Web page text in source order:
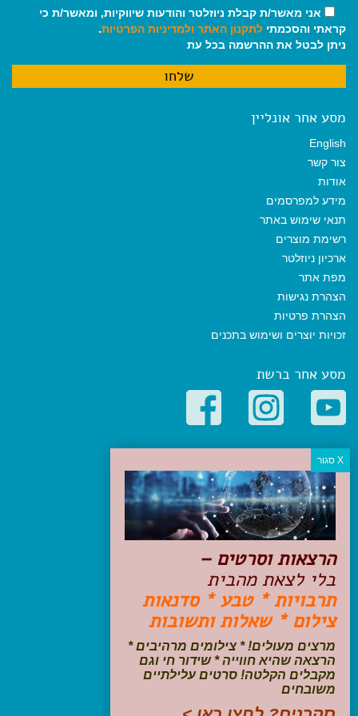
אני מאשר/ת קבלת ניוזלטר והודעות שיווקיות, ומאשר/ת כי
קראתי והסכמתי לתקנון האתר ולמדיניות הפרטיות.
ניתן לבטל את ההרשמה בכל עת
מסע אחר אונליין
English
צור קשר
אודות
מידע למפרסמים
תנאי שימוש באתר
רשימת מוצרים
ארכיון ניוזלטר
מפת אתר
הצהרת נגישות
הצהרת פרטיות
זכויות יוצרים ושימוש בתכנים
מסע אחר ברשת
קטגוריות פופולריות
יעדים
טיולים בישראל
מלונות בוטיק בישראל
טיפים והמלצות
הכנות לנסיעה
טיולי ג'יפים
טיולים עם ילדים
שייט, הפלגות, קרוזים
עקבו אחרינו בפייסבוק
הרצאות וסרטים –
בלי לצאת מהבית
תרבויות * טבע * סדנאות
צילום * שאלות ותשובות
מרצים מעולים! * צילומים מרהיבים *
הרצאה שהיא חווייה * שידור חי וגם
מקבלים הקלטה! סרטים עלילתיים
משובחים